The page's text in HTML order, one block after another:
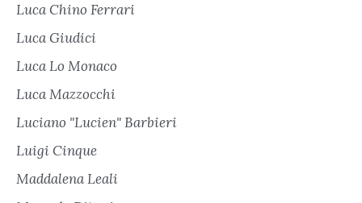
Luca Chino Ferrari
Luca Giudici
Luca Lo Monaco
Luca Mazzocchi
Luciano "Lucien" Barbieri
Luigi Cinque
Maddalena Leali